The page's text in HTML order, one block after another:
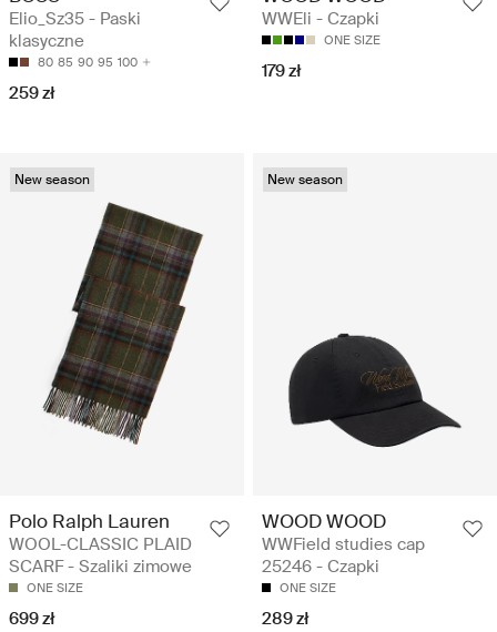
Elio_Sz35 - Paski
klasyczne
80 85 90 95 100
259 zł
WWEli - Czapki
ONE SIZE
179 zł
New season
Polo Ralph Lauren
WOOL-CLASSIC PLAID
SCARF - Szaliki zimowe
ONE SIZE
699 zł
New season
WOOD WOOD
WWField studies cap
25246 - Czapki
ONE SIZE
289 zł